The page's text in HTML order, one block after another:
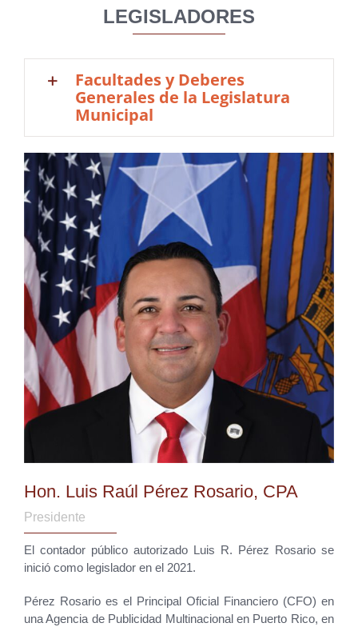
LEGISLADORES
Facultades y Deberes
Generales de la Legislatura
Municipal
Hon. Luis Raúl Pérez Rosario, CPA
Presidente
El contador público autorizado Luis R. Pérez Rosario se
inició como legislador en el 2021.
Pérez Rosario es el Principal Oficial Financiero (CFO)en
una Agencia de Publicidad Multinacional enPuerto Rico, en